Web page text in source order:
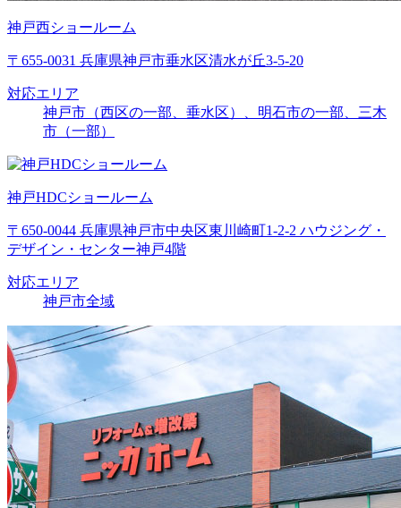
神戸西ショールーム
〒655-0031 兵庫県神戸市垂水区清水が丘3-5-20
対応エリア
神戸市（西区の一部、垂水区）、明石市の一部、三木
市（一部）
神戸HDCショールーム
〒650-0044 兵庫県神戸市中央区東川崎町1-2-2 ハウジング・
デザイン・センター神戸4階
対応エリア
神戸市全域